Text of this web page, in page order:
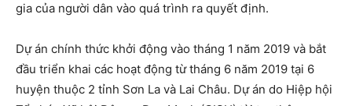
gia của người dân vào quá trình ra quyết định.
Dự án chính thức khởi động vào tháng 1 năm 2019 và bắt
đầu triển khai các hoạt động từ tháng 6 năm 2019 tại 6
huyện thuộc 2 tỉnh Sơn La và Lai Châu. Dự án do Hiệp hội